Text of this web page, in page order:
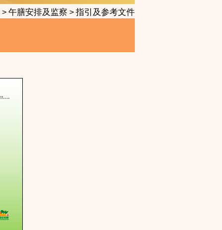
> 午膳安排及监察 > 指引及参考文件